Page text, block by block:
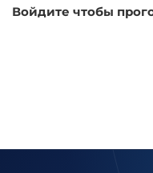
Войдите чтобы